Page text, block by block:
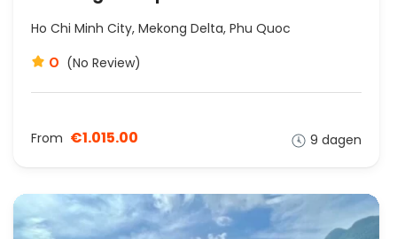
Ho Chi Minh City, Mekong Delta, Phu Quoc
0 (No Review)
From €1.015.00 9 dagen